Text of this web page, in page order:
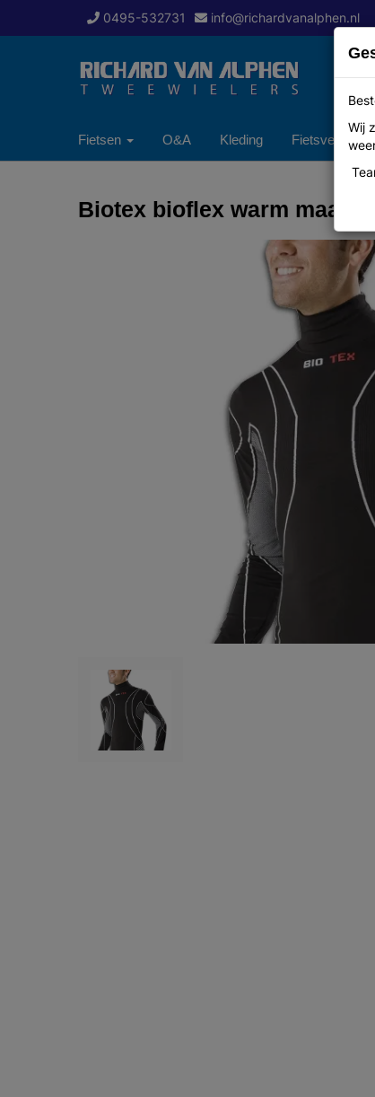
0495-532731 info@richardvanalphen.nl
Fietsen O&A Kleding
Biotex bioflex warm maat
Wij